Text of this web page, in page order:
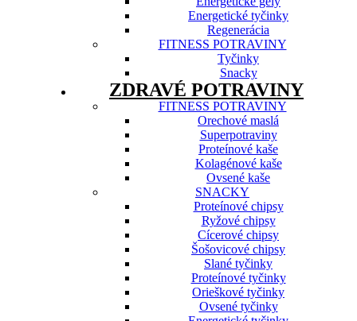
Energetické tyčinky
Regenerácia
FITNESS POTRAVINY
Tyčinky
Snacky
ZDRAVÉ POTRAVINY
FITNESS POTRAVINY
Orechové maslá
Superpotraviny
Proteínové kaše
Kolagénové kaše
Ovsené kaše
SNACKY
Proteínové chipsy
Ryžové chipsy
Cícerové chipsy
Šošovicové chipsy
Slané tyčinky
Proteínové tyčinky
Orieškové tyčinky
Ovsené tyčinky